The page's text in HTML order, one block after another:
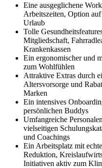
Eine ausgeglichene
Arbeitszeiten, Option
Urlaub
Tolle
Mitgliedschaft,
Krankenkassen
Ein ergonomischer und
zum Wohlfühlen
Attraktive Extras durch
Altersvorsorge und
Marken
Ein intensives
persönlichen Buddys
Umfangreiche
vielseitigen
und Coachings
Ein Arbeitsplatz mit
Reduktion,
Initiativen aktiv zum